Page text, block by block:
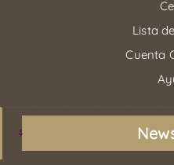
Lista
Cuenta